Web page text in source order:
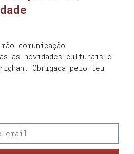
comunicação
as novidades culturais e
Obrigada pelo teu